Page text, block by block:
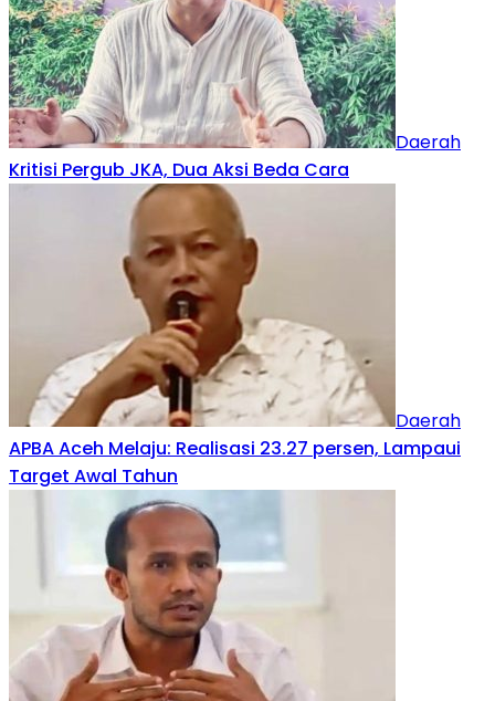
Daerah
Kritisi Pergub JKA, Dua Aksi Beda Cara
Daerah
APBA Aceh Melaju: Realisasi 23.27 persen, Lampaui
Target Awal Tahun